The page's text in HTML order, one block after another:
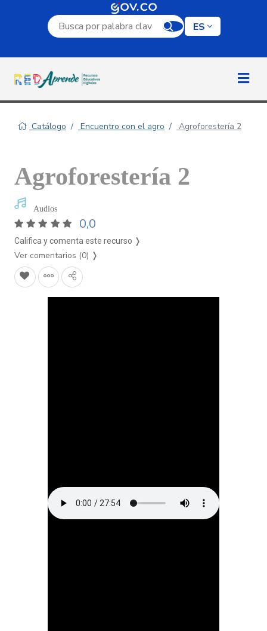
Campo de búsqueda por palabra clave
ES
Catálogo Encuentro con el agro Agroforestería 2
Agroforestería 2
Audios
0,0
Califica y comenta este recurso ❭
Ver comentarios (0) ❭